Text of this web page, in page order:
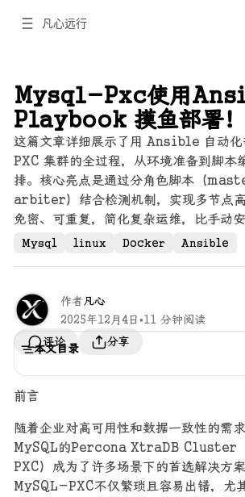
凡心远行
Mysql linux Docker Ansible
Mysql-Pxc使用
Playbook 摸鱼部署！
这篇文章详细展示了用 Ansible 自动
PXC 集群的全过程，从环境准备到脚本
排。核心亮点是通过分角色脚本（
arbiter）结合检测机制，实现多节点
免密、可重复，简化复杂运维，比手动
像让“数据库自己长出来”一样。
作者凡心
2025年12月4日•11 分钟阅读
评论
评论
分享
分享
前言
随着企业对高可用性和数据一致性的需求
MySQL的Percona XtraDB Cluster
PXC）成为了许多场景下的首选解决方
MySQL-PXC不仅繁琐且容易出错，尤
本文目录